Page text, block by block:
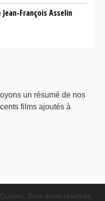
François Asselin
un résumé de nos
films ajoutés à
Tous droits réservés.